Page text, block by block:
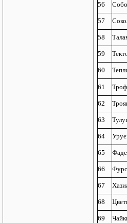
56
57
58
59
60
61
62
63
64
65
66
67
68
69